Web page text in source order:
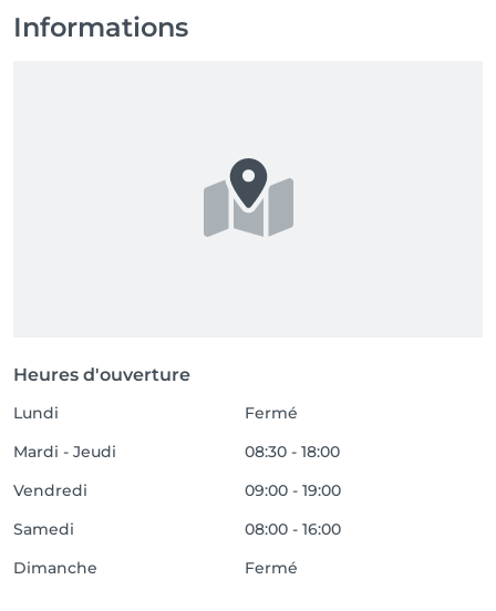
Informations
Heures d'ouverture
Lundi
Fermé
Mardi - Jeudi
08:30 - 18:00
Vendredi
09:00 - 19:00
Samedi
08:00 - 16:00
Dimanche
Fermé